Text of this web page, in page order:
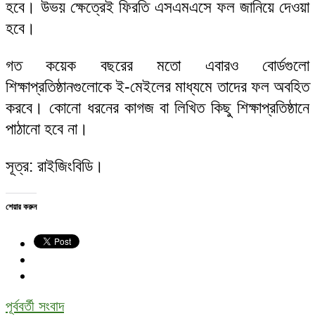
হবে। উভয় ক্ষেত্রেই ফিরতি এসএমএসে ফল জানিয়ে দেওয়া
হবে।
গত কয়েক বছরের মতো এবারও বোর্ডগুলো
শিক্ষাপ্রতিষ্ঠানগুলোকে ই-মেইলের মাধ্যমে তাদের ফল অবহিত
করবে। কোনো ধরনের কাগজ বা লিখিত কিছু শিক্ষাপ্রতিষ্ঠানে
পাঠানো হবে না।
সূত্র: রাইজিংবিডি।
শেয়ার করুন
পূর্ববর্তী সংবাদ